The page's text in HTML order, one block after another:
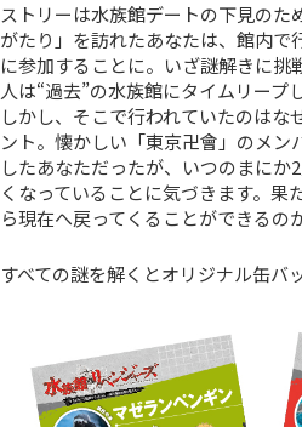
ストリーは水族館デートの下見のた
がたり」を訪れたあなたは、館内で
に参加することに。いざ謎解きに挑
人は“過去”の水族館にタイムリープ
しかし、そこで行われていたのはな
ント。懐かしい「東京卍會」のメン
したあなただったが、いつのまに
くなっていることに気づきます。果
ら現在へ戻ってくることができるの
すべての謎を解くとオリジナル缶バ